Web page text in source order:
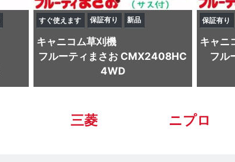
すぐ使えます 保証有り 新品
キャニコム草刈機
フルーティまさお CMX2408HC
4WD
保証有り
キャニ
フル
三菱 ニプロ